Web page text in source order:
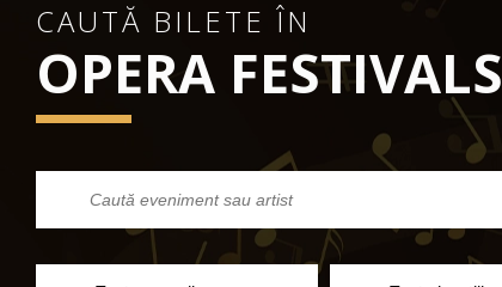
CAUTĂ BILETE ÎN
OPERA FESTIVALS